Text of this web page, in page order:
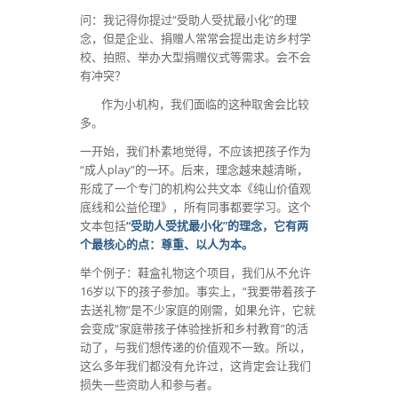
问：我记得你提过“受助人受扰最小化”的理
念，但是企业、捐赠人常常会提出走访乡村学
校、拍照、举办大型捐赠仪式等需求。会不会
有冲突？
作为小机构，我们面临的这种取舍会比较
多。
一开始，我们朴素地觉得，不应该把孩子作为
“成人play”的一环。后来，理念越来越清晰，
形成了一个专门的机构公共文本《纯山价值观
底线和公益伦理》，所有同事都要学习。这个
文本包括“受助人受扰最小化”的理念，它有两
个最核心的点：尊重、以人为本。
举个例子：鞋盒礼物这个项目，我们从不允许
16岁以下的孩子参加。事实上，“我要带着孩子
去送礼物”是不少家庭的刚需，如果允许，它就
会变成“家庭带孩子体验挫折和乡村教育”的活
动了，与我们想传递的价值观不一致。所以，
这么多年我们都没有允许过，这肯定会让我们
损失一些资助人和参与者。